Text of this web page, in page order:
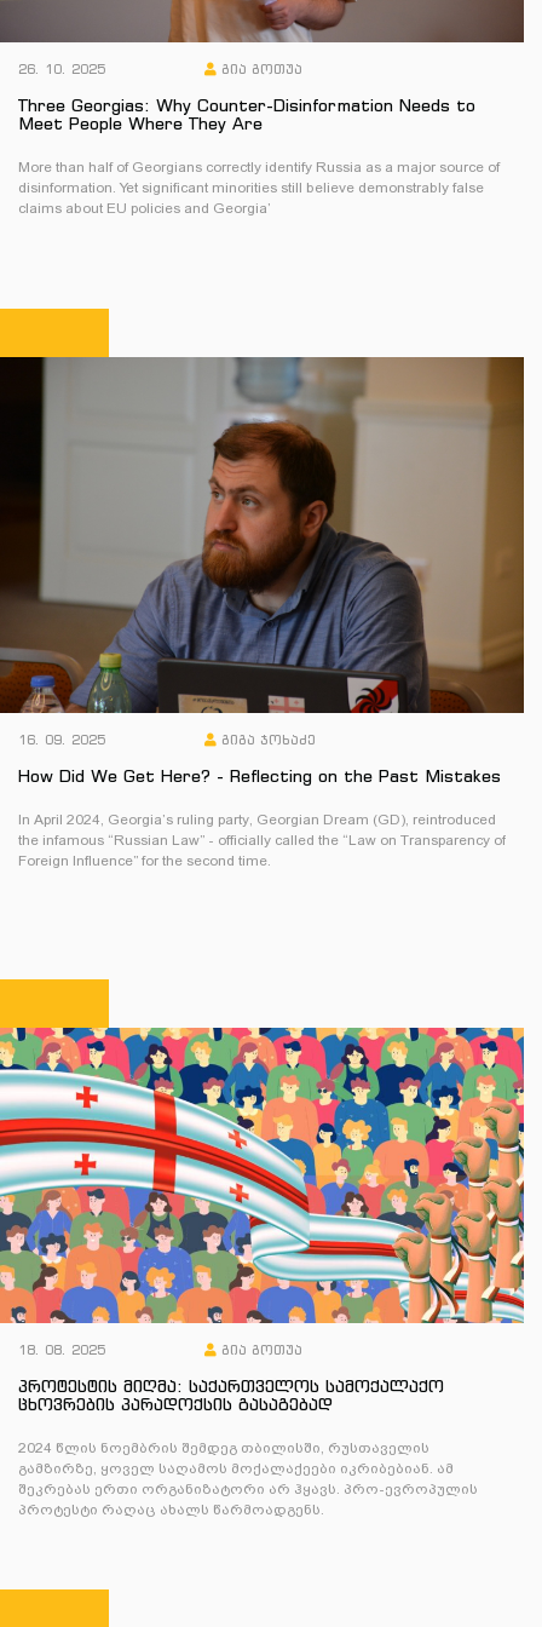
26. 10. 2025 გია გოთუა
Three Georgias: Why Counter-Disinformation Needs to
Meet People Where They Are
More than half of Georgians correctly identify Russia as a major source of
disinformation. Yet significant minorities still believe demonstrably false
claims about EU policies and Georgia’
16. 09. 2025 გიგა ჯოხაძე
How Did We Get Here? - Reflecting on the Past Mistakes
In April 2024, Georgia’s ruling party, Georgian Dream (GD), reintroduced
the infamous “Russian Law” - officially called the “Law on Transparency of
Foreign Influence” for the second time.
18. 08. 2025 გია გოთუა
პროტესტის მიღმა: საქართველოს სამოქალაქო
ცხოვრების პარადოქსის გასაგებად
2024 წლის ნოემბრის შემდეგ თბილისში, რუსთაველის
გამზირზე, ყოველ საღამოს მოქალაქეები იკრიბებიან. ამ
შეკრებას ერთი ორგანიზატორი არ ჰყავს. პრო-ევროპულის
პროტესტი რაღაც ახალს წარმოადგენს.